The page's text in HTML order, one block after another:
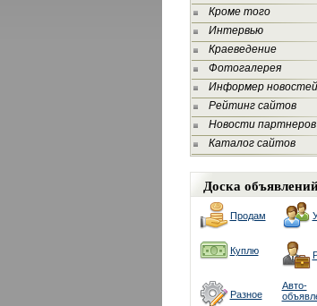
Кроме того
Интервью
Краеведение
Фотогалерея
Информер новостей
Рейтинг сайтов
Новости партнеров
Каталог сайтов
Доска
Продам
Куплю
Разное
Авто-